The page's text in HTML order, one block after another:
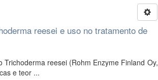
reesei e uso no tratamento de
reesei (Rohm Enzyme Finland Oy,
e teor ...